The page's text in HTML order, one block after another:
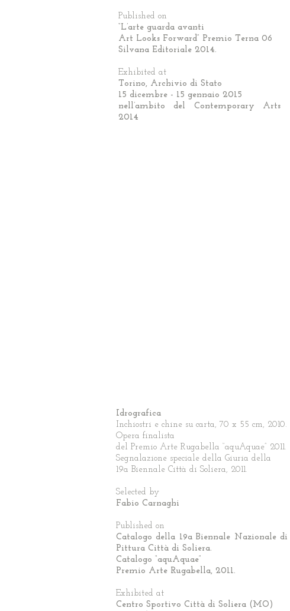
Published on
“L’arte guarda avanti
Art Looks Forward” Premio Terna 06
Silvana Editoriale 2014.
Exhibited at
Torino, Archivio di Stato
15 dicembre - 15 gennaio 2015
nell’ambito del Contemporary Arts
2014
Idrografica
Inchiostri e chine su carta, 70 x 55 cm, 2010.
Opera finalista
del Premio Arte Rugabella “aquAquae” 2011.
Segnalazione speciale della Giuria della
19a Biennale Città di Soliera, 2011.
Selected by
Fabio Carnaghi
Published on
Catalogo della 19a Biennale Nazionale di
Pittura Città di Soliera.
Catalogo “aquAquae”
Premio Arte Rugabella, 2011.
Exhibited at
Centro Sportivo Città di Soliera (MO)